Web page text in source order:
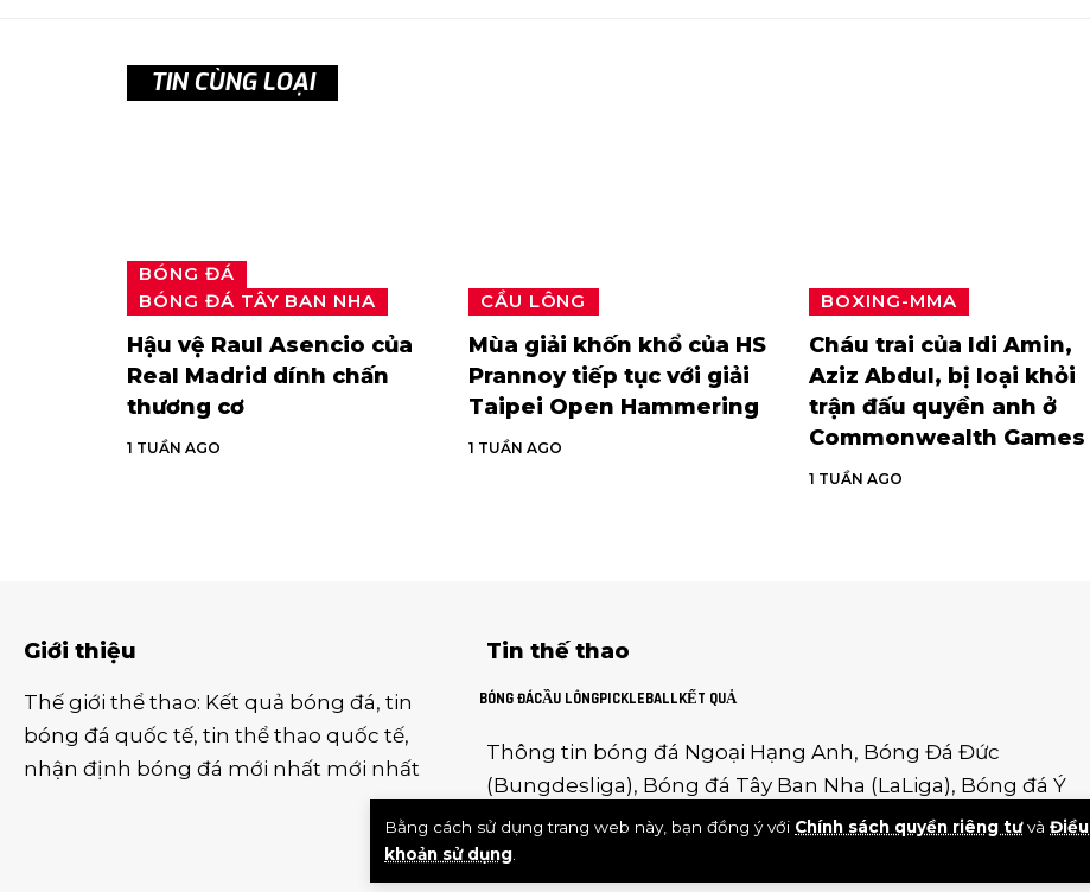
Bằng cách sử dụng trang web này, bạn đồng ý với Chính sách quyền riêng tưvà Điều
khoản sử dụng
TIN CÙNG LOẠI
BÓNG ĐÁ
BÓNG ĐÁ TÂY BAN NHA
Hậu vệ Raul Asencio của
Real Madrid dính chấn
thương cơ
1 TUẦN AGO
CẦU LÔNG
Mùa giải khốn khổ của HS
Prannoy tiếp tục với giải
Taipei Open Hammering
1 TUẦN AGO
BOXING-MMA
Cháu trai của Idi Amin,
Aziz Abdul, bị loại khỏi
trận đấu quyền anh ở
Commonwealth Games
1 TUẦN AGO
Giới thiệu
Thế giới thể thao: Kết quả bóng đá, tin
bóng đá quốc tế, tin thể thao quốc tế,
nhận định bóng đá mới nhất mới nhất
Tin thế thao
BÓNG ĐÁCẦU LÔNGPICKLEBALLKẾT QUẢ
Thông tin bóng đá Ngoại Hạng Anh, Bóng Đá Đức
(Bungdesliga), Bóng đá Tây Ban Nha (LaLiga), Bóng đá Ý
(SerieA Giải Hạng Nhất Pháp